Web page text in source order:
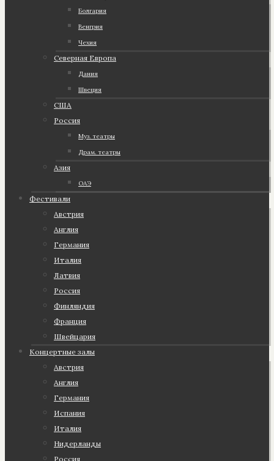
Болгария
Венгрия
Чехия
Северная Европа
Дания
Швеция
США
Россия
Муз. театры
Драм. театры
Азия
ОАЭ
Фестивали
Австрия
Англия
Германия
Италия
Латвия
Россия
Финляндия
Франция
Швейцария
Концертные залы
Австрия
Англия
Германия
Испания
Италия
Нидерланды
Россия